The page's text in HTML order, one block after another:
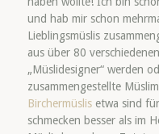
und hab mir schon
Lieblingsmüslis
aus über 80
„Müslidesigner“ werden
zusammengestellte
Birchermüslisetwa sind
schmecken besser als im